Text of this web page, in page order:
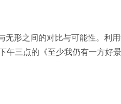
形之间的对比与可能性。利
三点的《至少我仍有一方好